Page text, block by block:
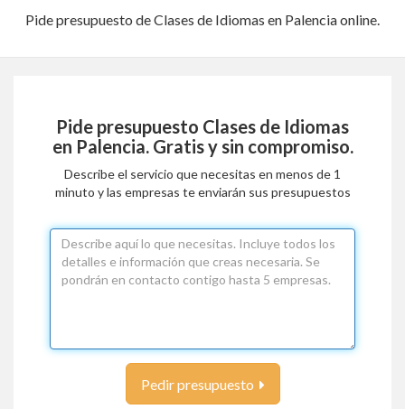
Pide presupuesto de Clases de Idiomas en Palencia online.
Pide presupuesto Clases de Idiomas
en Palencia. Gratis y sin compromiso.
Describe el servicio que necesitas en menos de 1
minuto y las empresas te enviarán sus presupuestos
Pedir presupuesto